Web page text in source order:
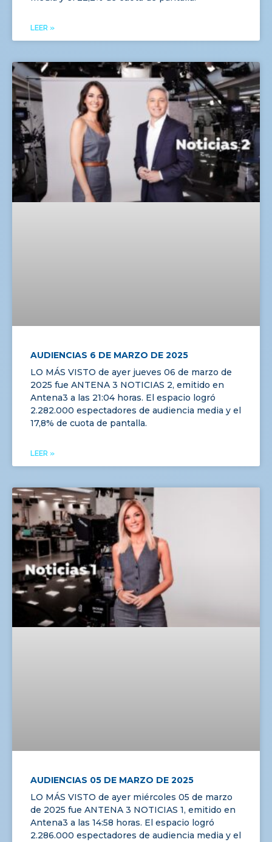
LEER »
AUDIENCIAS 6 DE MARZO DE 2025
LO MÁS VISTO de ayer jueves 06 de marzo de
2025 fue ANTENA 3 NOTICIAS 2, emitido en
Antena3 a las 21:04 horas. El espacio logró
2.282.000 espectadores de audiencia media y el
17,8% de cuota de pantalla.
LEER »
AUDIENCIAS 05 DE MARZO DE 2025
LO MÁS VISTO de ayer miércoles 05 de marzo
de 2025 fue ANTENA 3 NOTICIAS 1, emitido en
Antena3 a las 14:58 horas. El espacio logró
2.286.000 espectadores de audiencia media y el